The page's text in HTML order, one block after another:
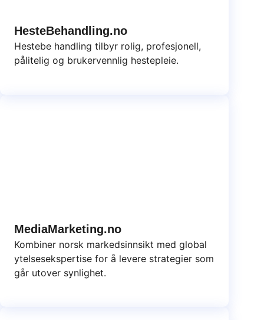
HesteBehandling.no
Hestebe handling tilbyr rolig, profesjonell,
pålitelig og brukervennlig hestepleie.
MediaMarketing.no
Kombiner norsk markedsinnsikt med global
ytelsesekspertise for å levere strategier som
går utover synlighet.